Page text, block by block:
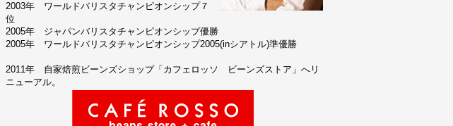
2003年 ワールドバリスタチャンピオンシップ７
位
2005年 ジャパンバリスタチャンピオンシップ優勝
2005年 ワールドバリスタチャンピオンシップ2005(inシアトル)準優勝
2011年 自家焙煎ビーンズショップ「カフェロッソ ビーンズストア」へリ
ニューアル。